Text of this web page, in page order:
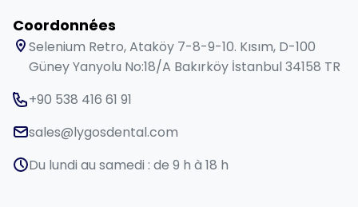
Coordonnées
Selenium Retro, Ataköy 7-8-9-10. Kısım, D-100
Güney Yanyolu No:18/A Bakırköy İstanbul 34158 TR
+90 538 416 61 91
sales@lygosdental.com
Du lundi au samedi : de 9 h à 18 h